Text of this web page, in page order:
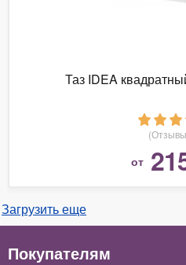
Таз IDEA
от
Загрузить еще
Покупателям